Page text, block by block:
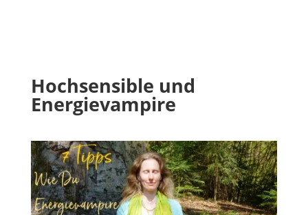
Hochsensible und
Energievampire